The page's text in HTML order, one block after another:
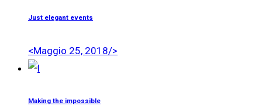
Just elegant events
<Maggio 25, 2018/>
Making the impossible